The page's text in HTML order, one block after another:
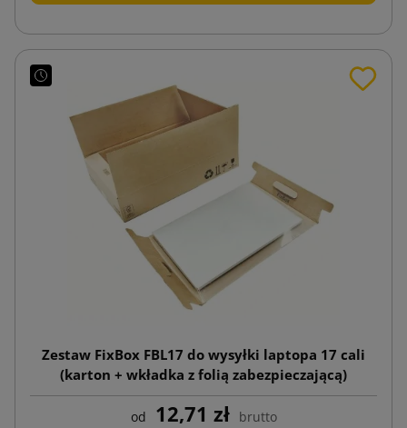
Zestaw FixBox FBL17 do wysyłki laptopa 17 cali
(karton + wkładka z folią zabezpieczającą)
od 12,71 zł brutto